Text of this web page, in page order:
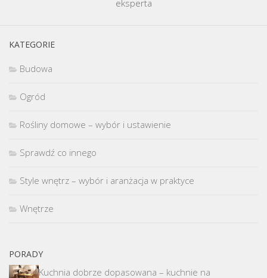
eksperta
KATEGORIE
Budowa
Ogród
Rośliny domowe – wybór i ustawienie
Sprawdź co innego
Style wnętrz – wybór i aranżacja w praktyce
Wnętrze
PORADY
Kuchnia dobrze dopasowana – kuchnie na